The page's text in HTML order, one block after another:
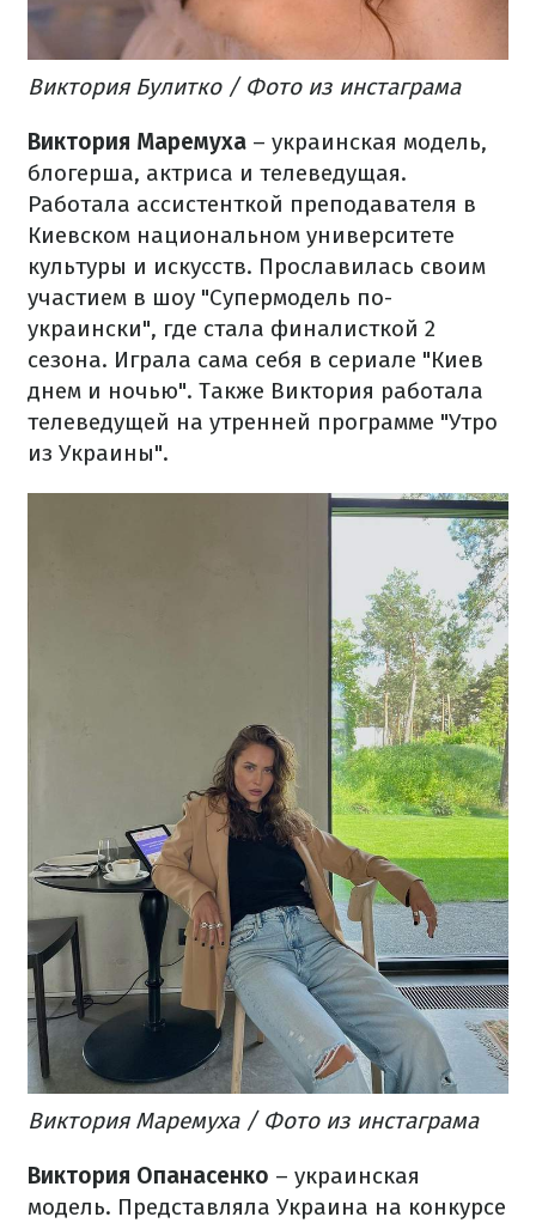
Виктория Булитко / Фото из инстаграма
Виктория Маремуха – украинская модель,
блогерша, актриса и телеведущая.
Работала ассистенткой преподавателя в
Киевском национальном университете
культуры и искусств. Прославилась своим
участием в шоу "Супермодель по-
украински", где стала финалисткой 2
сезона. Играла сама себя в сериале "Киев
днем и ночью". Также Виктория работала
телеведущей на утренней программе "Утро
из Украины".
Виктория Маремуха / Фото из инстаграма
Виктория Опанасенко – украинская
модель. Представляла Украина на конкурсе